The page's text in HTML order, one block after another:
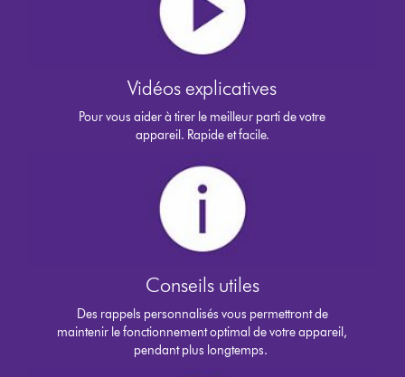
Vidéos explicatives
Pour vous aider à tirer le meilleur parti de votre
appareil. Rapide et facile.
Conseils utiles
Des rappels personnalisés vous permettront de
maintenir le fonctionnement optimal de votre appareil,
pendant plus longtemps.